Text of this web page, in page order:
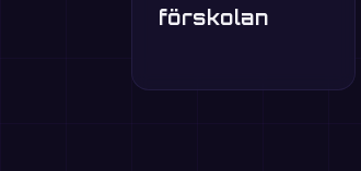
förskolan